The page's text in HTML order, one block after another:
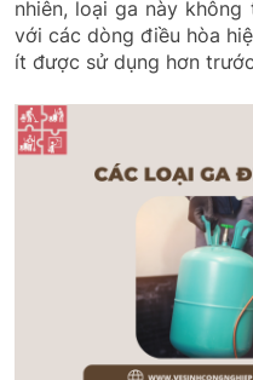
nhiên, loại ga này
với các dòng điều hòa
ít được sử dụng hơn